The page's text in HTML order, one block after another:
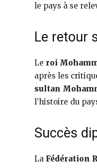
le pays à se
Le retour
Le roi
après les
sultan
l’histoire du
Succès
La Fédération